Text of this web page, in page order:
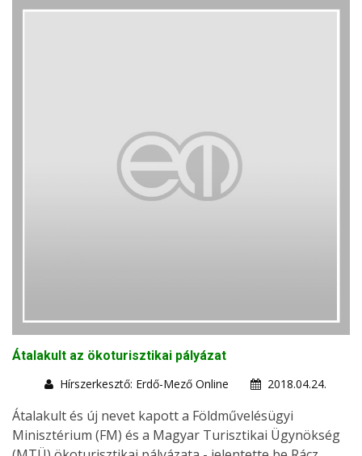
Átalakult az ökoturisztikai pályázat
Hírszerkesztő: Erdő-Mező Online
2018.04.24.
Átalakult és új nevet kapott a Földművelésügyi
Minisztérium (FM) és a Magyar Turisztikai Ügynökség